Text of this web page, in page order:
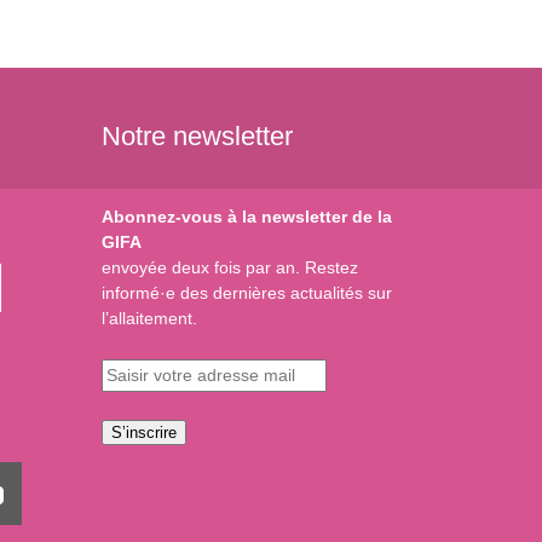
Notre newsletter
Abonnez-vous à la newsletter de la
GIFA
envoyée deux fois par an. Restez
informé·e des dernières actualités sur
l’allaitement.
S’inscrire